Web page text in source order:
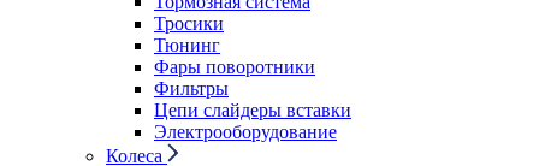
Тросики
Тюнинг
Фары поворотники
Фильтры
Цепи слайдеры вставки
Электрооборудование
Колеса